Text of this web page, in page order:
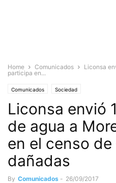
Home Comunicados
Liconsa
participa en...
Comunicados Sociedad
Liconsa envió
de agua a
en el censo
dañadas
By Comunicados - 26/09/2017